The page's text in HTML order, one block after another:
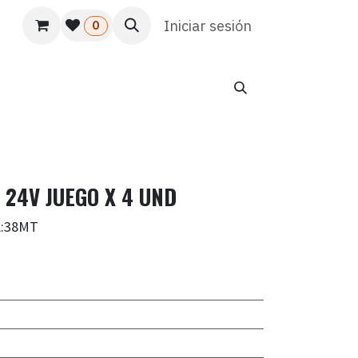
Usuario Atención al cliente HR
0 Iniciar sesión
JUEGO X 4 UND